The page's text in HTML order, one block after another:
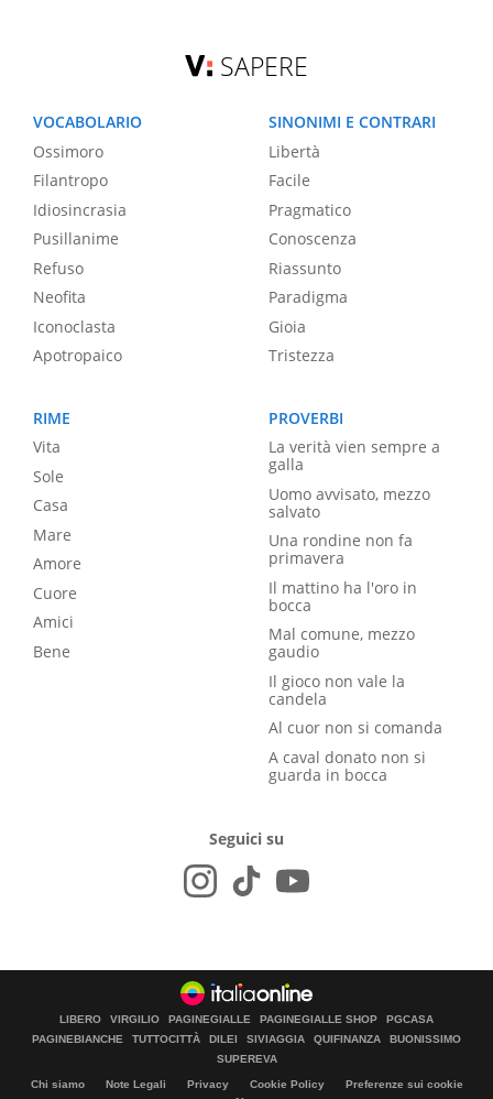
SAPERE
VOCABOLARIO
Ossimoro
Filantropo
Idiosincrasia
Pusillanime
Refuso
Neofita
Iconoclasta
Apotropaico
SINONIMI E CONTRARI
Libertà
Facile
Pragmatico
Conoscenza
Riassunto
Paradigma
Gioia
Tristezza
RIME
Vita
Sole
Casa
Mare
Amore
Cuore
Amici
Bene
PROVERBI
La verità vien sempre a
galla
Uomo avvisato, mezzo
salvato
Una rondine non fa
primavera
Il mattino ha l'oro in
bocca
Mal comune, mezzo
gaudio
Il gioco non vale la
candela
Al cuor non si comanda
A caval donato non si
guarda in bocca
Seguici su
LIBERO VIRGILIO PAGINEGIALLE PAGINEGIALLE SHOP
PGCASA
PAGINEBIANCHE
TUTTOCITTÀ DILEI SIVIAGGIA QUIFINANZA
BUONISSIMO
SUPEREVA
Chi siamo Note Legali Privacy Cookie Policy
Preferenze sui cookie